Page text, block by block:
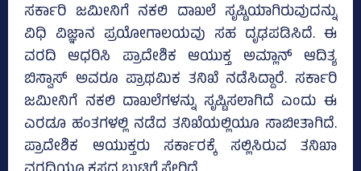
ಸರ್ಕಾರಿ ಜಮೀನಿಗೆ ನಕಲಿ ದಾಖಲೆ ಸೃಷ್ಟಿಯಾಗಿರುವುದನ್ನು
ವಿಧಿ ವಿಜ್ಞಾನ ಪ್ರಯೋಗಾಲಯವು ಸಹ ದೃಢಪಡಿಸಿದೆ. ಈ
ವರದಿ ಆಧರಿಸಿ ಪ್ರಾದೇಶಿಕ ಆಯುಕ್ತ ಅಮ್ಲಾನ್ ಆದಿತ್ಯ
ಬಿಸ್ವಾಸ್ ಅವರೂ ಪ್ರಾಥಮಿಕ ತನಿಖೆ ನಡೆಸಿದ್ದಾರೆ. ಸರ್ಕಾರಿ
ಜಮೀನಿಗೆ ನಕಲಿ ದಾಖಲೆಗಳನ್ನು ಸೃಷ್ಟಿಸಲಾಗಿದೆ ಎಂದು ಈ
ಎರಡೂ ಹಂತಗಳಲ್ಲಿ ನಡೆದ ತನಿಖೆಯಲ್ಲಿಯೂ ಸಾಬೀತಾಗಿದೆ.
ಪ್ರಾದೇಶಿಕ ಆಯುಕ್ತರು ಸರ್ಕಾರಕ್ಕೆ ಸಲ್ಲಿಸಿರುವ ತನಿಖಾ